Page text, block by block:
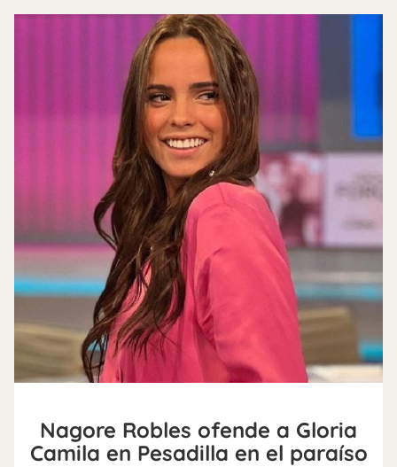
Nagore Robles ofende a Gloria
Camila en Pesadilla en el paraíso